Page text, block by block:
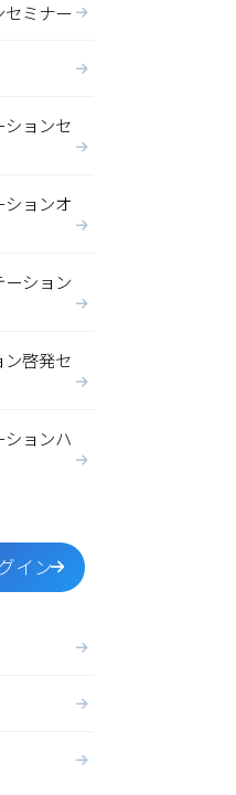
ミナー
ョンセ
ョンオ
ション
啓発セ
ョンハ
イン